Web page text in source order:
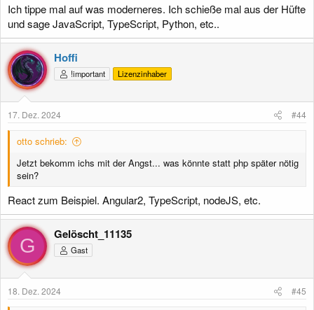
Ich tippe mal auf was moderneres. Ich schieße mal aus der Hüfte
und sage JavaScript, TypeScript, Python, etc..
Hoffi
!important Lizenzinhaber
17. Dez. 2024 #44
otto schrieb:
Jetzt bekomm ichs mit der Angst... was könnte statt php später nötig
sein?
React zum Beispiel. Angular2, TypeScript, nodeJS, etc.
G
Gelöscht_11135
Gast
18. Dez. 2024 #45